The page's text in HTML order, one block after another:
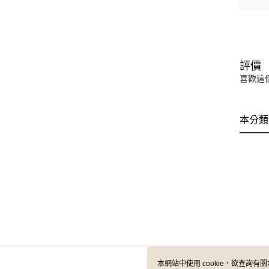
評價
喜歡這
本分
本網站中使用 cookie，欲查詢有